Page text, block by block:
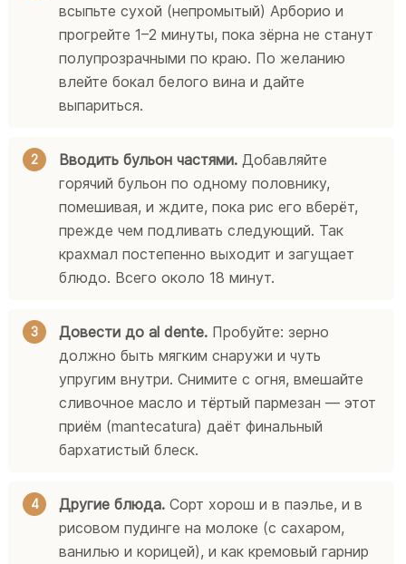
всыпьте сухой (непромытый) Арборио и
прогрейте 1–2 минуты, пока зёрна не станут
полупрозрачными по краю. По желанию
влейте бокал белого вина и дайте
выпариться.
Вводить бульон частями. Добавляйте
горячий бульон по одному половнику,
помешивая, и ждите, пока рис его вберёт,
прежде чем подливать следующий. Так
крахмал постепенно выходит и загущает
блюдо. Всего около 18 минут.
Довести до al dente. Пробуйте: зерно
должно быть мягким снаружи и чуть
упругим внутри. Снимите с огня, вмешайте
сливочное масло и тёртый пармезан — этот
приём (mantecatura) даёт финальный
бархатистый блеск.
Другие блюда. Сорт хорош и в паэлье, и в
рисовом пудинге на молоке (с сахаром,
ванилью и корицей), и как кремовый гарнир